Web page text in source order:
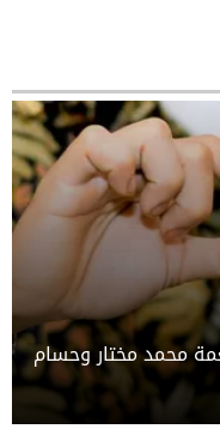
محمد مختار وحسام